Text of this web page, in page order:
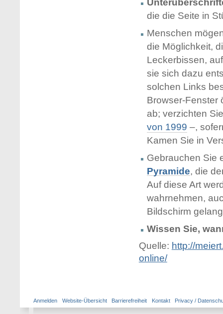
die die Seite in
Menschen
die Möglichkeit,
Leckerbissen,
sie sich dazu
solchen Links
Browser-Fenster
ab; verzichten
von 1999 –,
Kamen Sie in
Gebrauchen Sie
Pyramide, die
Auf diese Art
wahrnehmen,
Bildschirm
Wissen Sie,
Quelle: http://
online/
Anmelden Website-Übersicht Barrierefreiheit Kontakt Privacy /